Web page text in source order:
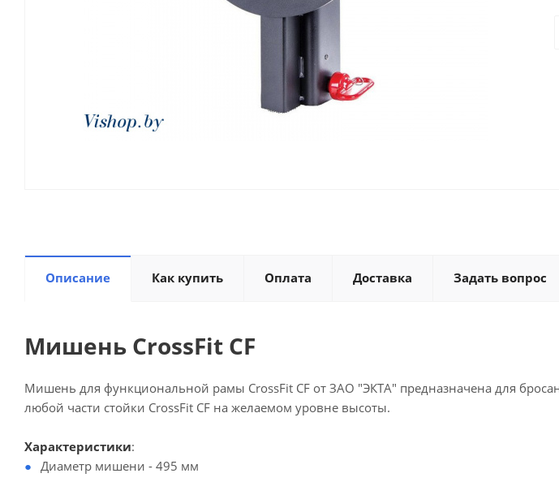
Описание Как купить Оплата Доставка Задать вопрос
Мишень CrossFit CF
Мишень для функциональной рамы CrossFit CF от ЗАО "ЭКТА" предназначена для
любой части стойки CrossFit CF на желаемом уровне высоты.
Характеристики:
Диаметр мишени - 495 мм